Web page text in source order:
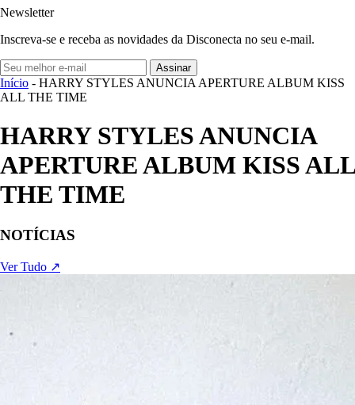
Newsletter
Inscreva-se e receba as novidades da Disconecta no seu e-mail.
Assinar
Início - HARRY STYLES ANUNCIA APERTURE ALBUM KISS
ALL THE TIME
HARRY STYLES ANUNCIA
APERTURE ALBUM KISS ALL
THE TIME
NOTÍCIAS
Ver Tudo ↗